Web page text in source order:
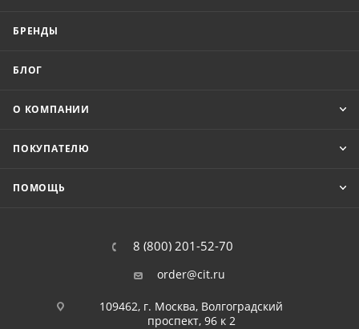
БРЕНДЫ
БЛОГ
О КОМПАНИИ
ПОКУПАТЕЛЮ
ПОМОЩЬ
8 (800) 201-52-70
order@cit.ru
109462, г. Москва, Волгоградский
проспект, 96 к 2